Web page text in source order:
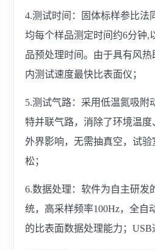
4.测试时间：固体标样参比法
均每个样品测定时间约6分钟,
品预处理时间。由于具有风热
内测试速度最快比表面仪；
5.测试气路：采用低温氮吸附
特并联气路，消除了环境温
外界影响，无需抽真空，试
松；
6.数据处理：软件为自主研发
统，高采样频率100Hz，全自
的比表面数据处理能力；USB